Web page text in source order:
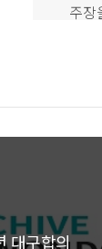
주장
했다
대구합의